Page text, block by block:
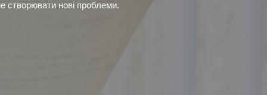
створювати нові проблеми.